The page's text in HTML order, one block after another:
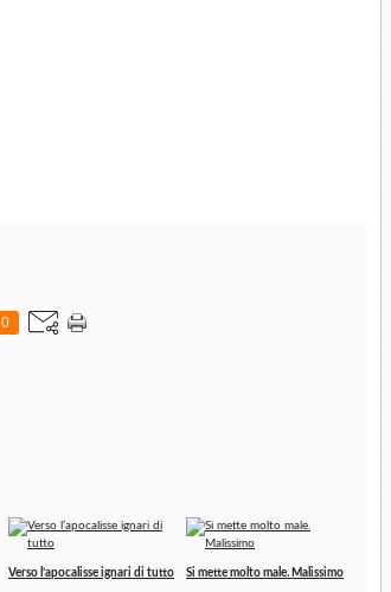
0
Verso l’apocalisse ignari di tutto
Si mette molto male. Malissimo